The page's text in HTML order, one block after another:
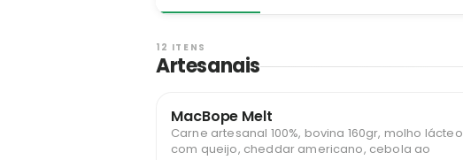
12 ITENS
Artesanais
MacBope Melt
Carne artesanal 100%, bovina 160gr, molho lácteo
com queijo, cheddar americano, cebola ao